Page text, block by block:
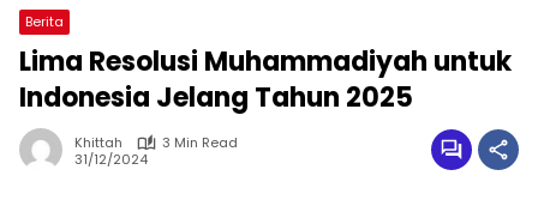
Berita
Lima Resolusi Muhammadiyah untuk
Indonesia Jelang Tahun 2025
Khittah
3 Min Read
31/12/2024